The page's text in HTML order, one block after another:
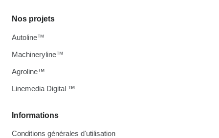
Informations
Conditions générales d'utilisation
Nos projets
Autoline™
Machineryline™
Agroline™
Linemedia Digital ™